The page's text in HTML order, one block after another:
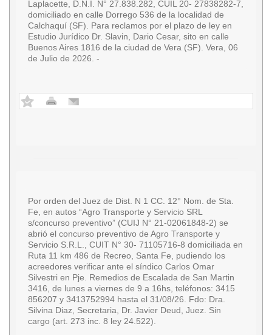
Laplacette, D.N.I. N° 27.838.282, CUIL 20- 27838282-7,
domiciliado en calle Dorrego 536 de la localidad de
Calchaquí (SF). Para reclamos por el plazo de ley en
Estudio Jurídico Dr. Slavin, Dario Cesar, sito en calle
Buenos Aires 1816 de la ciudad de Vera (SF). Vera, 06
de Julio de 2026. -
Por orden del Juez de Dist. N 1 CC. 12° Nom. de Sta.
Fe, en autos “Agro Transporte y Servicio SRL
s/concurso preventivo” (CUIJ N° 21-02061848-2) se
abrió el concurso preventivo de Agro Transporte y
Servicio S.R.L., CUIT N° 30- 71105716-8 domiciliada en
Ruta 11 km 486 de Recreo, Santa Fe, pudiendo los
acreedores verificar ante el síndico Carlos Omar
Silvestri en Pje. Remedios de Escalada de San Martin
3416, de lunes a viernes de 9 a 16hs, teléfonos: 3415
856207 y 3413752994 hasta el 31/08/26. Fdo: Dra.
Silvina Diaz, Secretaria, Dr. Javier Deud, Juez. Sin
cargo (art. 273 inc. 8 ley 24.522).